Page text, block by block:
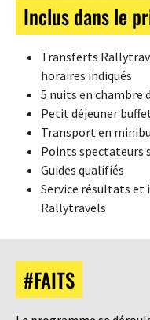
Inclus dans le
Transferts
horaires indiqués
5 nuits en chambre
Petit déjeuner
Transport en
Points spectateurs
Guides qualifiés
Service résultats et
Rallytravels
#FAITS